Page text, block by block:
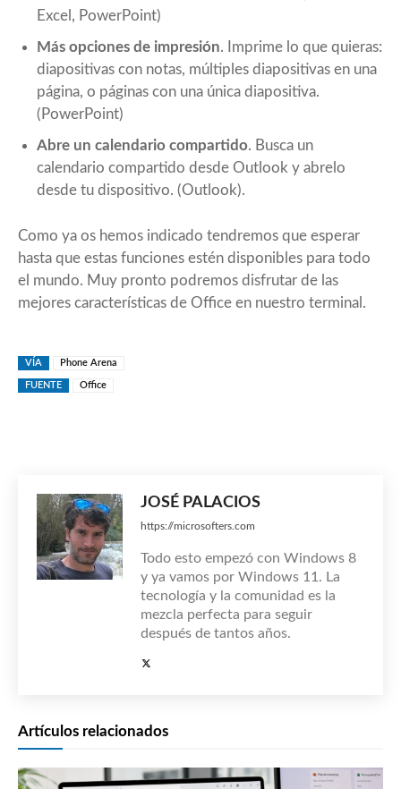
Excel, PowerPoint)
Más opciones de impresión. Imprime lo que quieras:
diapositivas con notas, múltiples diapositivas en una
página, o páginas con una única diapositiva.
(PowerPoint)
Abre un calendario compartido. Busca un
calendario compartido desde Outlook y abrelo
desde tu dispositivo. (Outlook).
Como ya os hemos indicado tendremos que esperar
hasta que estas funciones estén disponibles para todo
el mundo. Muy pronto podremos disfrutar de las
mejores características de Office en nuestro terminal.
VÍA Phone Arena
FUENTE Office
JOSÉ PALACIOS
https://microsofters.com
Todo esto empezó con Windows 8
y ya vamos por Windows 11. La
tecnología y la comunidad es la
mezcla perfecta para seguir
después de tantos años.
Artículos relacionados